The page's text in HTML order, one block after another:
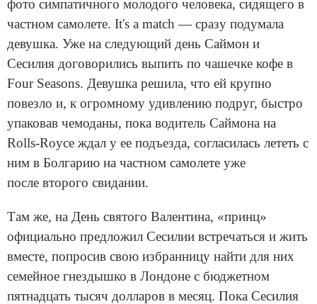
фото симпатичного молодого человека, сидящего в
частном самолете. It's a match — сразу подумала
девушка. Уже на следующий день Саймон и
Сесилия договорились выпить по чашечке кофе в
Four Seasons. Девушка решила, что ей крупно
повезло и, к огромному удивлению подруг, быстро
упаковав чемоданы, пока водитель Саймона на
Rolls-Royce ждал у ее подъезда, согласилась лететь с
ним в Болгарию на частном самолете уже
после второго свидании.
Там же, на День святого Валентина, «принц»
официально предложил Сесилии встречаться и жить
вместе, попросив свою избранницу найти для них
семейное гнездышко в Лондоне с бюджетном
пятнадцать тысяч долларов в месяц. Пока Сесилия